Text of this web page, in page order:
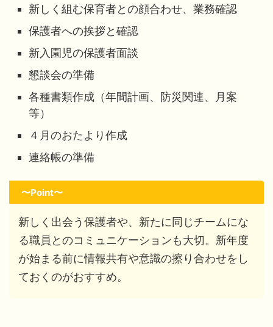
新しく組む保育者との顔合わせ、業務確認
保護者への挨拶と確認
新入園児の保護者面談
懇談会の準備
各種書類作成（年間計画、防災関連、月案
等）
４月のおたより作成
連絡帳の準備
〜Point〜
新しく出会う保護者や、新たに同じチームにな
る職員とのコミュニケーションも大切。新年度
が始まる前に情報共有や意識の擦り合わせをし
ておくのがおすすめ。